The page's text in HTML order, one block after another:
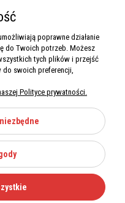
poprawne działanie
do Twoich potrzeb. Możesz
tych plików i przejść
swoich preferencji,
Polityce prywatności.